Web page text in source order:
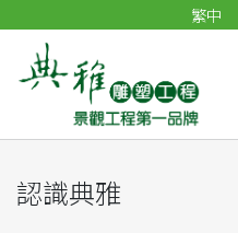
繁中
認識典雅